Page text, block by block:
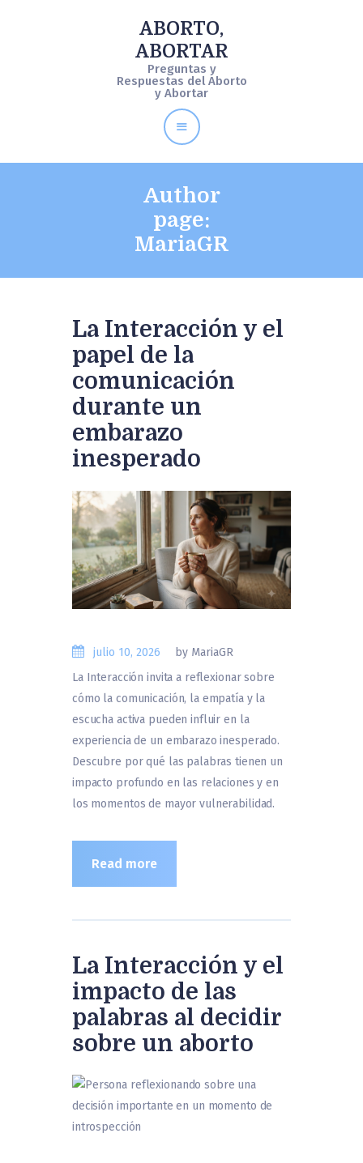
ABORTO,
ABORTAR
Preguntas y
Respuestas del Aborto
y Abortar
Author
page:
MariaGR
ABORTO, ABORTAR
Preguntas y Respuestas del Aborto y Abortar
Qué es Aborto
Aborto Legal
Como Aborto
Preguntas y Respuestas
La Interacción y el
papel de la
comunicación
durante un
embarazo
inesperado
julio 10, 2026
by MariaGR
La Interacción invita a reflexionar sobre
cómo la comunicación, la empatía y la
escucha activa pueden influir en la
experiencia de un embarazo inesperado.
Descubre por qué las palabras tienen un
impacto profundo en las relaciones y en
los momentos de mayor vulnerabilidad.
Read more
La Interacción y el
impacto de las
palabras al decidir
sobre un aborto